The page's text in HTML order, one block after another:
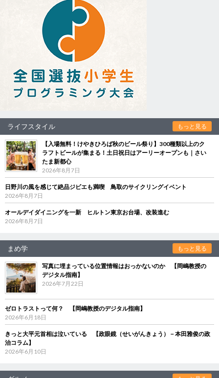
ライフスタイル もっと見る
【入場無料！けやきひろば秋のビール祭り】300種類以上のク
ラフトビールが集まる！土日祝日はアーリーオープンも｜さい
たま新都心
2026年8月7日
日野川の風を感じて絶品ジビエも満喫 鳥取のサイクリングイベント
2026年8月7日
オールデイダイニングを一新 ヒルトン東京お台場、改装進む
2026年8月7日
まめ学 もっと見る
写真に埋まっている位置情報はおっかないのか 【岡嶋教授の
デジタル指南】
2026年7月22日
ゼロトラストって何？ 【岡嶋教授のデジタル指南】
2026年6月18日
きっと大平元首相は泣いている 【政眼鏡（せいがんきょう）－本田雅俊の政
治コラム】
2026年6月10日